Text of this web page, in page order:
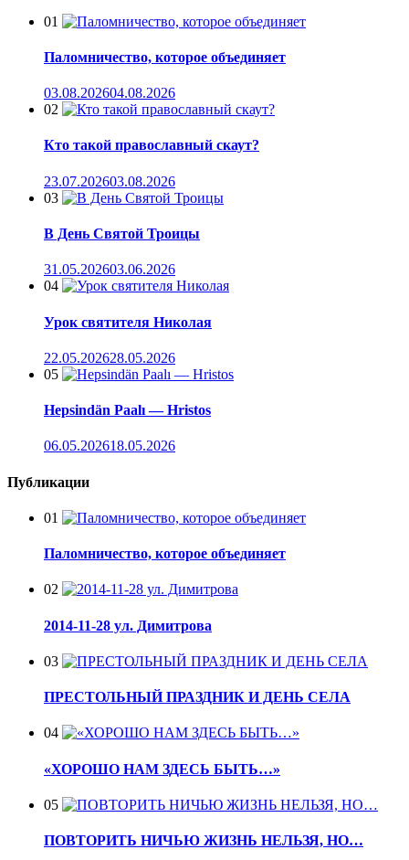
01
Паломничество, которое объединяет
03.08.202604.08.2026
02
Кто такой православный скаут?
23.07.202603.08.2026
03
В День Святой Троицы
31.05.202603.06.2026
04
Урок святителя Николая
22.05.202628.05.2026
05
Hepsindän Paalı — Hristos
06.05.202618.05.2026
Публикации
01
Паломничество, которое объединяет
02
2014-11-28 ул. Димитрова
03
ПРЕСТОЛЬНЫЙ ПРАЗДНИК И ДЕНЬ СЕЛА
04
«ХОРОШО НАМ ЗДЕСЬ БЫТЬ…»
05
ПОВТОРИТЬ НИЧЬЮ ЖИЗНЬ НЕЛЬЗЯ, НО…